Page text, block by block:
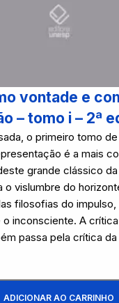
vontade e
– tomo i – 2ª
o primeiro tomo
é a mais
grande clássico
o vislumbre do
filosofias do
inconsciente. A
passa pela crítica da
ADICIONAR AO CARRINHO